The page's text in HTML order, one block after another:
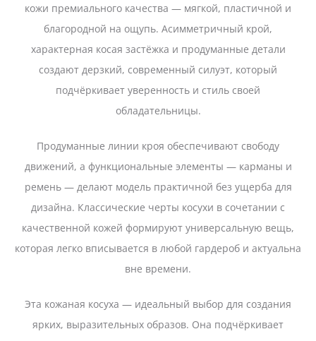
кожи премиального качества — мягкой, пластичной и
благородной на ощупь. Асимметричный крой,
характерная косая застёжка и продуманные детали
создают дерзкий, современный силуэт, который
подчёркивает уверенность и стиль своей
обладательницы.
Продуманные линии кроя обеспечивают свободу
движений, а функциональные элементы — карманы и
ремень — делают модель практичной без ущерба для
дизайна. Классические черты косухи в сочетании с
качественной кожей формируют универсальную вещь,
которая легко вписывается в любой гардероб и актуальна
вне времени.
Эта кожаная косуха — идеальный выбор для создания
ярких, выразительных образов. Она подчёркивает